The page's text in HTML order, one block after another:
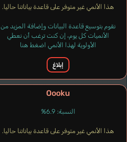
هذا الأنمي غير متوفر على قاعدة بياناتنا حاليا.
نقوم بتوسيع قاعدة البيانات وإضافة المزيد من
الأنميات كل يوم، إن كنت ترغب أن نعطي
الأولوية لهذا الأنمي اضغط هنا
إبلاغ
Oooku
النسبة: 6.9%
هذا الأنمي غير متوفر على قاعدة بياناتنا حاليا.